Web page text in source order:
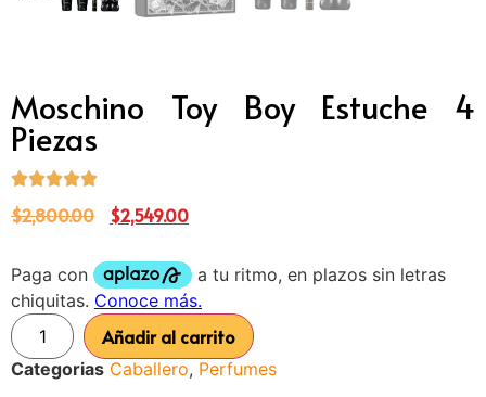
Moschino Toy Boy Estuche 4
Piezas
$2,800.00 $2,549.00
Añadir al carrito
Categorias Caballero, Perfumes